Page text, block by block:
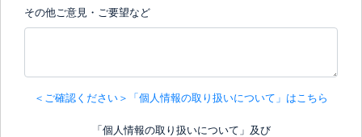
その他ご意見・ご要望など
＜ご確認ください＞「個人情報の取り扱いについて」はこちら
「個人情報の取り扱いについて」及び